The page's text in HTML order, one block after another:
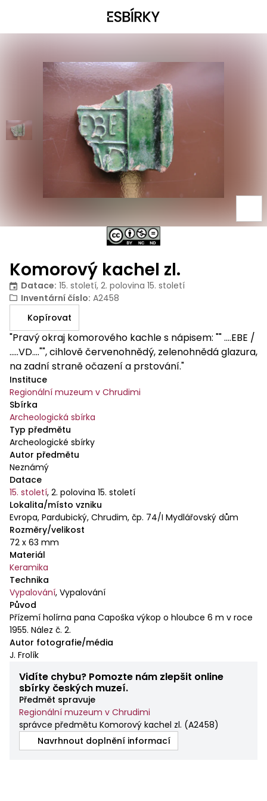
Komorový kachel zl.
Datace: 15. století, 2. polovina 15. století
Inventární číslo: A2458
Kopírovat
"Pravý okraj komorového kachle s nápisem: "" ....EBE /
.....VD...."", cihlově červenohnědý, zelenohnědá glazura,
na zadní straně očazení a prstování."
Instituce
Regionální muzeum v Chrudimi
Sbírka
Archeologická sbírka
Typ předmětu
Archeologické sbírky
Autor předmětu
Neznámý
Datace
15. století, 2. polovina 15. století
Lokalita/místo vzniku
Evropa, Pardubický, Chrudim, čp. 74/I Mydlářovský dům
Rozměry/velikost
72 x 63 mm
Materiál
Keramika
Technika
Vypalování, Vypalování
Původ
Přízemí holírna pana Capoška výkop o hloubce 6 m v roce
1955. Nález č. 2.
Autor fotografie/média
J. Frolík
Vidíte chybu? Pomozte nám zlepšit online
sbírky českých muzeí.
Předmět spravuje
Regionální muzeum v Chrudimi
správce předmětu Komorový kachel zl. (A2458)
Navrhnout doplnění informací